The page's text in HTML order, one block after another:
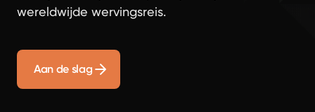
wereldwijde wervingsreis.
Aan de slag